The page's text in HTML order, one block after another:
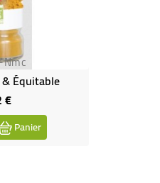
Équitable
€Prix
Panier